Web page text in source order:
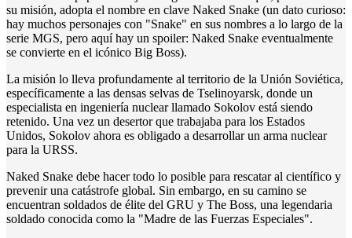
su misión, adopta el nombre en clave Naked Snake (un dato curioso:
hay muchos personajes con "Snake" en sus nombres a lo largo de la
serie MGS, pero aquí hay un spoiler: Naked Snake eventualmente
se convierte en el icónico Big Boss).
La misión lo lleva profundamente al territorio de la Unión Soviética,
específicamente a las densas selvas de Tselinoyarsk, donde un
especialista en ingeniería nuclear llamado Sokolov está siendo
retenido. Una vez un desertor que trabajaba para los Estados
Unidos, Sokolov ahora es obligado a desarrollar un arma nuclear
para la URSS.
Naked Snake debe hacer todo lo posible para rescatar al científico y
prevenir una catástrofe global. Sin embargo, en su camino se
encuentran soldados de élite del GRU y The Boss, una legendaria
soldado conocida como la "Madre de las Fuerzas Especiales".